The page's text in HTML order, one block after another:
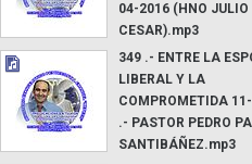
04-2016 (HNO JULIO
CESAR).mp3
349 .- ENTRE LA
LIBERAL Y LA
COMPROMETIDA
.- PASTOR PEDRO
SANTIBÁÑEZ.mp3